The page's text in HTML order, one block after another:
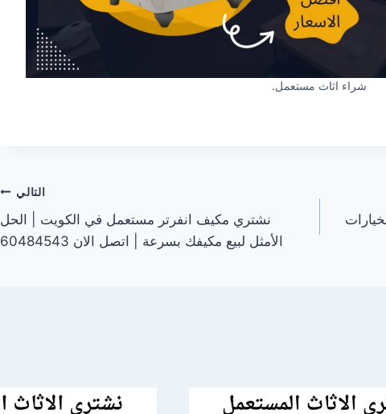
شراء اثاث مستعمل.
التالي
نشتري مكيف انفرتر مستعمل في الكويت | الحل
الأمثل لبيع مكيفك بسرعة | اتصل الان 60484543